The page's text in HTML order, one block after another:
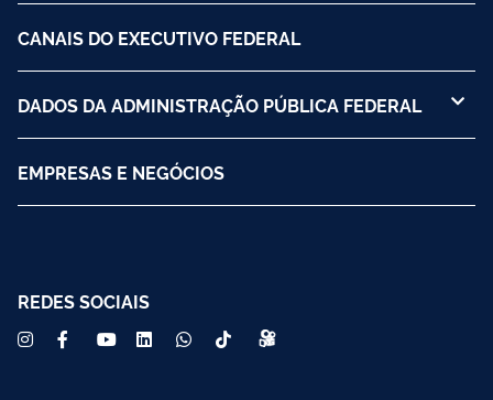
CANAIS DO EXECUTIVO FEDERAL
DADOS DA ADMINISTRAÇÃO PÚBLICA FEDERAL
EMPRESAS E NEGÓCIOS
REDES SOCIAIS